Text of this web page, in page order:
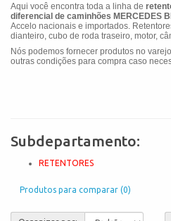
Aqui você encontra toda a linha de
diferencial de caminhões MERCEDES
Accelo nacionais e importados.
dianteiro, cubo de roda traseiro, motor,
Nós podemos fornecer produtos no
outras condições para compra caso
Subdepartamento:
RETENTORES
Produtos para comparar (0)